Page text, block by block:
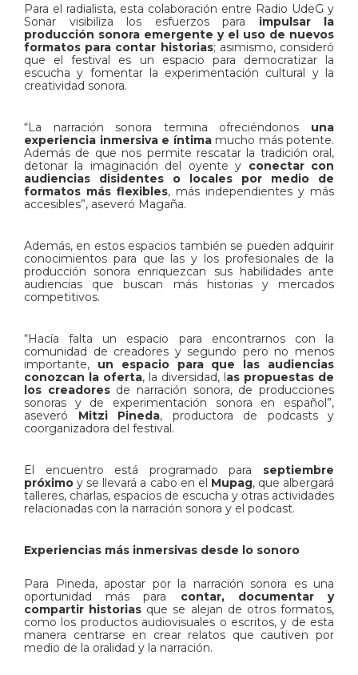
Para el radialista, esta colaboración entre Radio UdeG y
Sonar visibiliza los esfuerzos para impulsar la
producción sonora emergente y el uso de nuevos
formatos para contar historias; asimismo, consideró
que el festival es un espacio para democratizar la
escucha y fomentar la experimentación cultural y la
creatividad sonora.
“La narración sonora termina ofreciéndonos una
experiencia inmersiva e íntimamucho más potente.
Además de que nos permite rescatar la tradición oral,
detonar la imaginación del oyente y conectar con
audiencias disidentes o locales por medio de
formatos más flexibles, más independientes y más
accesibles”, aseveró Magaña.
Además, en estos espacios también se pueden adquirir
conocimientos para que las y los profesionales de la
producción sonora enriquezcan sus habilidades ante
audiencias que buscan más historias y mercados
competitivos.
“Hacía falta un espacio para encontrarnos con la
comunidad de creadores y segundo pero no menos
importante, un espacio para que las audiencias
conozcan la oferta, la diversidad, las propuestas de
los creadoresde narración sonora, de producciones
sonoras y de experimentación sonora en español”,
aseveró Mitzi Pineda, productora de podcasts y
coorganizadora del festival.
El encuentro está programado para septiembre
próximo y se llevará a cabo en el Mupag, que albergará
talleres, charlas, espacios de escucha y otras actividades
relacionadas con la narración sonora y el podcast.
Experiencias más inmersivas desde lo sonoro
Para Pineda, apostar por la narración sonora es una
oportunidad más para contar, documentar y
compartir historias que se alejan de otros formatos,
como los productos audiovisuales o escritos, y de esta
manera centrarse en crear relatos que cautiven por
medio de la oralidad y la narración.